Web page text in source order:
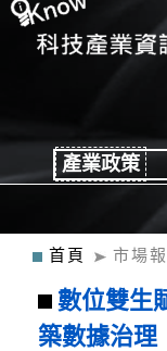
產業政策
首頁 市場
數位雙生
築數據治理